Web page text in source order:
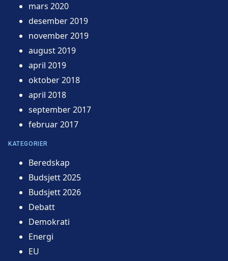
mars 2020
desember 2019
november 2019
august 2019
april 2019
oktober 2018
april 2018
september 2017
februar 2017
KATEGORIER
Beredskap
Budsjett 2025
Budsjett 2026
Debatt
Demokrati
Energi
EU